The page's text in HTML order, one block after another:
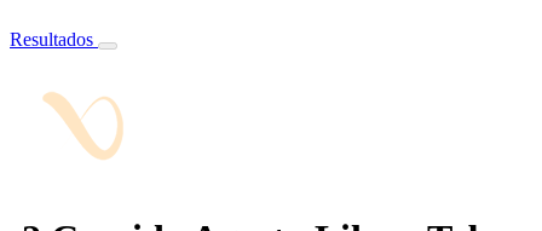
Resultados